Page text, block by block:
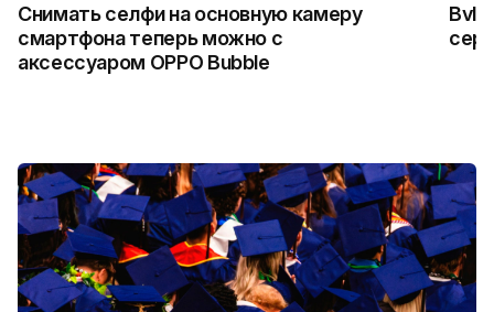
Снимать селфи на основную камеру
смартфона теперь можно с
аксессуаром OPPO Bubble